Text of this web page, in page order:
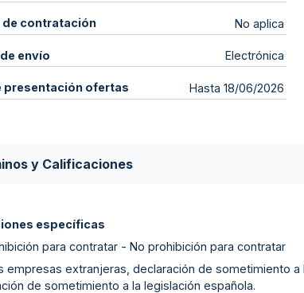
de contratación No aplica
envío Electrónica
presentación ofertas Hasta 18/06/2026
y Calificaciones
específicas
para contratar - No prohibición para contratar
empresas extranjeras, declaración de sometimiento
de sometimiento a la legislación española.